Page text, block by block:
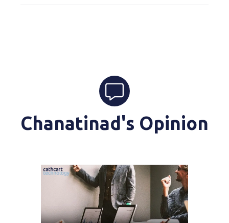
Chanatinad's Opinion